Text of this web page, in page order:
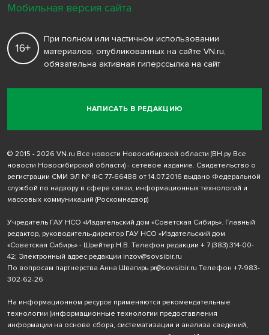
НАПИСАТЬ В РЕДАКЦИЮ
16+
При полном или частичном использовании
материалов, опубликованных на сайте VN.ru,
обязательна активная гиперссылка на сайт
© 2015 - 2026 VN.ru Все новости Новосибирской области (ВН.ру Все
новости Новосибирской области) - сетевое издание. Свидетельство о
регистрации СМИ ЭЛ № ФС 77-66488 от 14.07.2016 выдано Федеральной
службой по надзору в сфере связи, информационных технологий и
массовых коммуникаций (Роскомнадзор)
Учредитель ГАУ НСО «Издательский дом «Советская Сибирь». Главный
редактор, руководитель-директор ГАУ НСО «Издательский дом
«Советская Сибирь» - Шрейтер Н.В. Телефон редакции + 7 (383) 314-00-
42; Электронный адрес редакции inzov@sovsibir.ru
По вопросам партнерства Анна Швагирь pr@sovsibir.ru Телефон +7-983-
302-62-26
На информационном ресурсе применяются рекомендательные
технологии (информационные технологии предоставления
информации на основе сбора, систематизации и анализа сведений,
Мобильная версия сайта